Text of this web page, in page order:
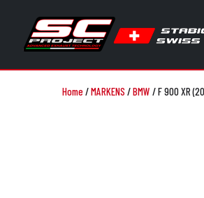
Home/MARKENS /BMW /F 900 XR